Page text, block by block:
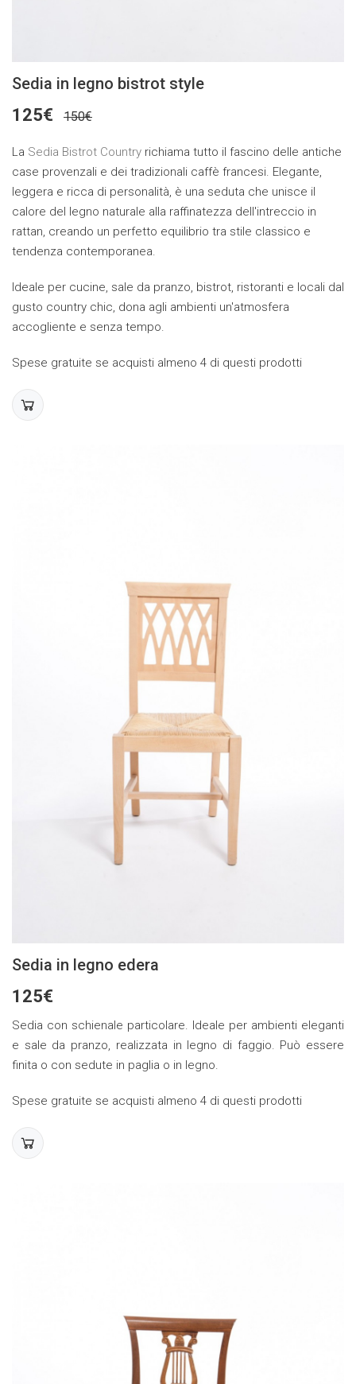
Sedia in legno bistrot style
125€ 150€
La Sedia Bistrot Country richiama tutto il fascino delle antiche
case provenzali e dei tradizionali caffè francesi. Elegante,
leggera e ricca di personalità, è una seduta che unisce il
calore del legno naturale alla raffinatezza dell'intreccio in
rattan, creando un perfetto equilibrio tra stile classico e
tendenza contemporanea.
Ideale per cucine, sale da pranzo, bistrot, ristoranti e locali dal
gusto country chic, dona agli ambienti un'atmosfera
accogliente e senza tempo.
Spese gratuite se acquisti almeno 4 di questi prodotti
Sedia in legno edera
125€
Sedia con schienale particolare. Ideale per ambienti eleganti
e sale da pranzo, realizzata in legno di faggio. Può essere
finita o con sedute in paglia o in legno.
Spese gratuite se acquisti almeno 4 di questi prodotti